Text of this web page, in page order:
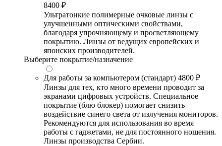
8400 ₽
Ультратонкие полимерные очковые линзы с
улучшенными оптическими свойствами,
благодаря упрочняющему и просветляющему
покрытию. Линзы от ведущих европейских и
японских производителей.
Выберите покрытие/назначение
Для работы за компьютером (стандарт) 4800 ₽
Линзы для тех, кто много времени проводит за
экранами цифровых устройств. Специальное
покрытие (блю блокер) помогает снизить
воздействие синего света от излучения мониторов.
Рекомендуются для использования во время
работы с гаджетами, не для постоянного ношения.
Линзы производства Сербии.